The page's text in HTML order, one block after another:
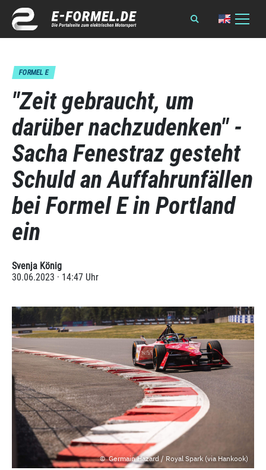
FORMEL E
"Zeit gebraucht, um
darüber nachzudenken" -
Sacha Fenestraz gesteht
Schuld an Auffahrunfällen
bei Formel E in Portland
ein
Svenja König
30.06.2023 · 14:47 Uhr
Germain Hazard / Royal Spark (via Hankook)